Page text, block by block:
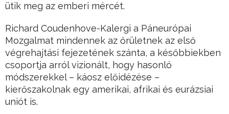
ütik meg az emberi mércét.
Richard Coudenhove-Kalergi a Páneurópai
Mozgalmat mindennek az őrületnek az első
végrehajtási fejezetének szánta, a későbbiekben
csoportja arról vizionált, hogy hasonló
módszerekkel – káosz előidézése –
kierőszakolnak egy amerikai, afrikai és eurázsiai
uniót is.